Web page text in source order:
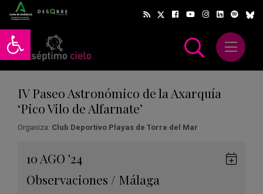
Abrir barra de herramientas
Abrir
IV Paseo Astronómico de la Axarquía
‘Pico Vilo de Alfarnate’
Organiza: Club Deportivo Playas de Torre del Mar
10 AGO '24
Observaciones / Málaga